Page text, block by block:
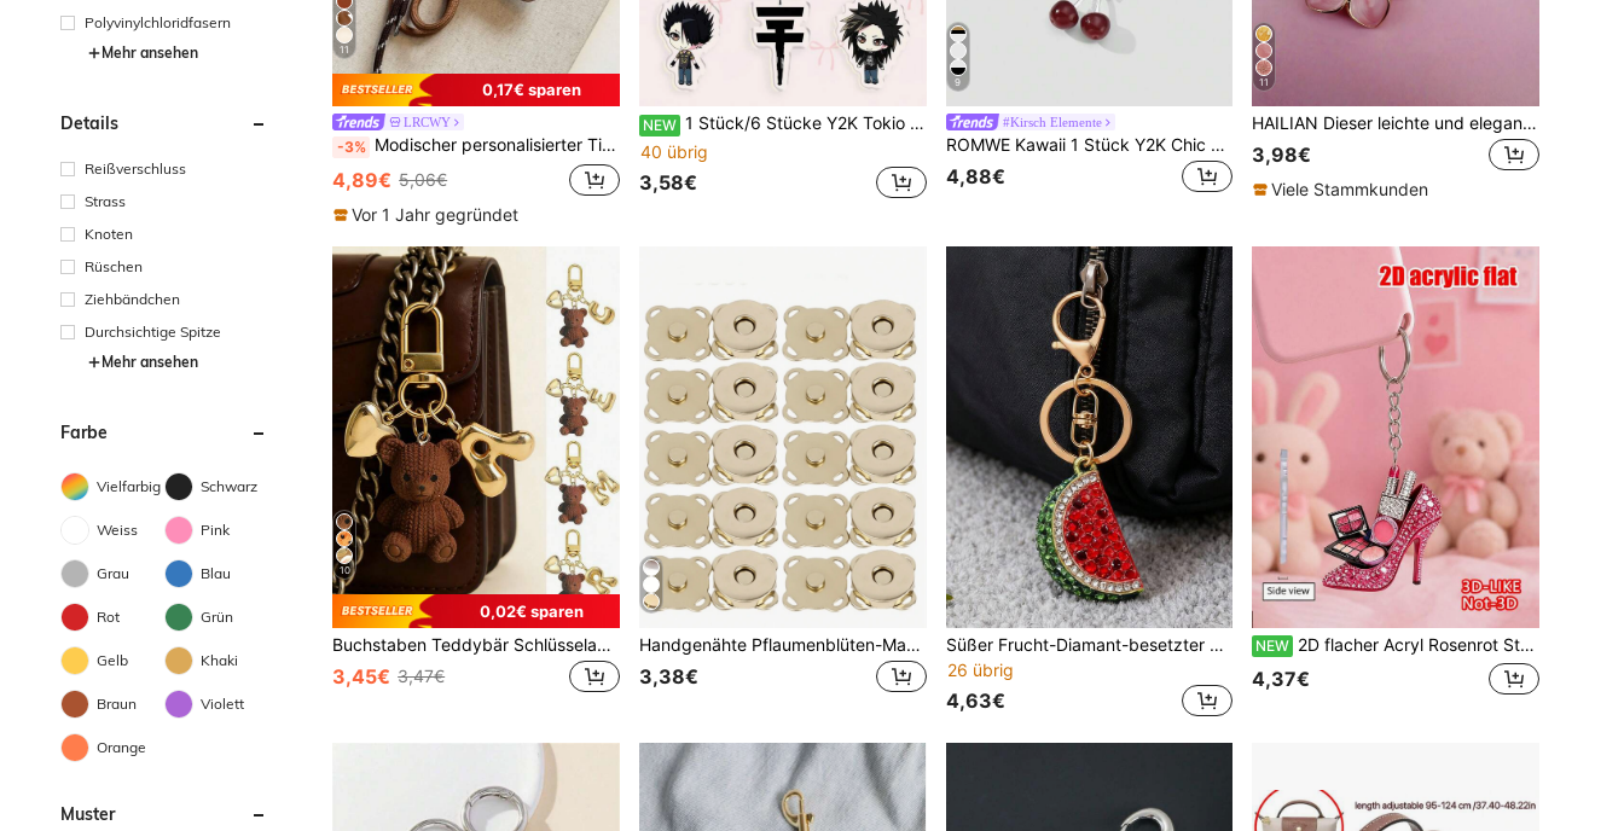
Polyvinylchloridfasern
Mehr ansehen
Details
Reißverschluss
Strass
Knoten
Rüschen
Ziehbändchen
Durchsichtige Spitze
Mehr ansehen
Farbe
Vielfarbig Schwarz
Weiss Pink
Grau Blau
Rot Grün
Gelb Khaki
Braun Violett
Orange
Muster
11
0,17€ sparen
LRCWY
-3% Modischer personalisierter Tier-Knoten Taschenanhänger
4,89€ 5,06€
Vor 1 Jahr gegründet
NEW 1 Stück/6 Stücke Y2K Tokio Hotel Chibi Schlüsselanhänger, Retro Rockband Bill & Tom Kaulitz Anhänger, 2000er Grunge Ästhetik Taschenanhänger für Fans
40 übrig
3,58€
9
#Kirsch Elemente
ROMWE Kawaii 1 Stück Y2K Chic elegante hochwertige Silberkette Stern Würfel Schleife Kristall Flügel Herz Kirsche Anhänger Schlüsselanhänger, geeignet für Frauen/Mädchen Alltagskleidung, Urlaubsgeschenk
4,88€
11
HAILIAN Dieser leichte und elegante Schlüsselanhänger in Kirschblütenform ist aus Legierungsmaterial gefertigt, speziell für Frauen entworfen und hat eine 5-blättrige kleine Blume als Taschenanhänger. Als Reiseaccessoire kann er als Taschenanhänger oder Autoschlüsselanhänger verwendet werden und ist auch ein ideales Geschenkwahl für Geburtstage und Feiertage von Paaren.
3,98€
Viele Stammkunden
10
0,02€ sparen
Buchstaben Teddybär Schlüsselanhänger, mit goldenen Blasenbuchstaben A-Z Schlüsselanhänger, süßer Teddybär Taschenanhänger, geeignet für Handtaschen, Geldbörsen, Rucksäcke, Reisetaschen, dekorativer Schlüsselanhänger, geeignet für Fitnessstudio, Klassenzimmer, Matching-Spiele, täglichen Gebrauch und Geschenke, modisches Damenaccessoire, perfektes Geschenk für Weihnachten, Valentinstag, Geburtstag, Schulanfang
3,45€ 3,47€
Handgenähte Pflaumenblüten-Magnetverschluss, Magnetverschluss für Tasche/Mantel/Geldbörse für DIY, Taschenzubehör, unsichtbarer Druckknopf, Häkelzubehör
3,38€
Süßer Frucht-Diamant-besetzter Wassermelonen-Metall-Schlüsselanhänger - Unisex Taschenanhänger, Rucksack-/Auto-Schlüsselanhänger und Accessoire, perfektes Geschenk für Freunde
26 übrig
4,63€
NEW 2D flacher Acryl Rosenrot Strass High Heel Schuh Schlüsselanhänger, süßer funkelnder Anhänger, Rucksack und Handy Dekoration, Mädchen Herz-förmiges Geschenk, Schlüsselanhänger Geschenk, geeignet für Handtaschen, Geldbörsen, Rucksäcke, Autoschlüssel, Geburtstag, Schulanfang, Lehrertag, Halloween Geschenke (Anhänger ist 2D flaches Acryl, nicht 3D)
4,37€